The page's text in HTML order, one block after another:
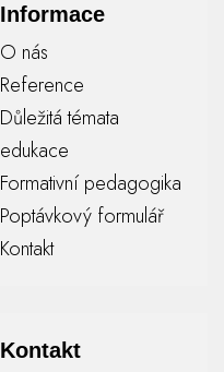
Informace
O nás
Reference
Důležitá témata
edukace
Formativní pedagogika
Poptávkový formulář
Kontakt
Kontakt